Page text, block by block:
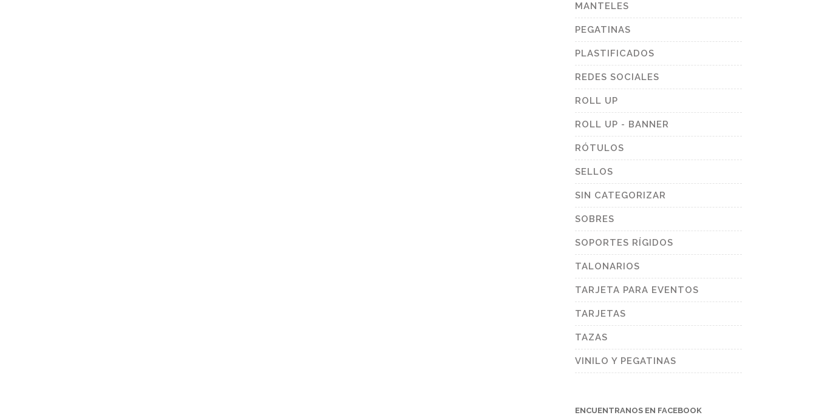
MANTELES
PEGATINAS
PLASTIFICADOS
REDES SOCIALES
ROLL UP
ROLL UP - BANNER
RÓTULOS
SELLOS
SIN CATEGORIZAR
SOBRES
SOPORTES RÍGIDOS
TALONARIOS
TARJETA PARA EVENTOS
TARJETAS
TAZAS
VINILO Y PEGATINAS
ENCUENTRANOS EN FACEBOOK